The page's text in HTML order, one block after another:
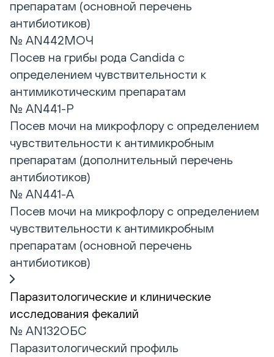
препаратам (основной перечень
антибиотиков)
№ AN442МОЧ
Посев на грибы рода Candida с
определением чувствительности к
антимикотическим препаратам
№ AN441-P
Посев мочи на микрофлору с определением
чувствительности к антимикробным
препаратам (дополнительный перечень
антибиотиков)
№ AN441-A
Посев мочи на микрофлору с определением
чувствительности к антимикробным
препаратам (основной перечень
антибиотиков)
Паразитологические и клинические
исследования фекалий
№ AN132ОБС
Паразитологический профиль